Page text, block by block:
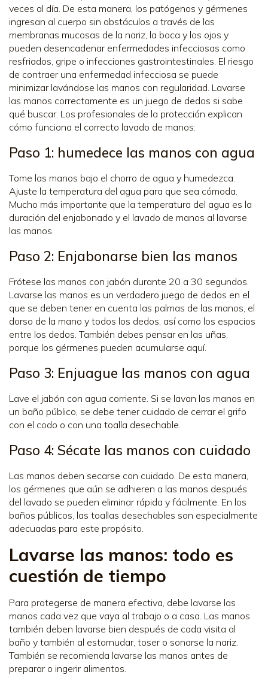
veces al día. De esta manera, los patógenos y gérmenes
ingresan al cuerpo sin obstáculos a través de las
membranas mucosas de la nariz, la boca y los ojos y
pueden desencadenar enfermedades infecciosas como
resfriados, gripe o infecciones gastrointestinales. El riesgo
de contraer una enfermedad infecciosa se puede
minimizar lavándose las manos con regularidad. Lavarse
las manos correctamente es un juego de dedos si sabe
qué buscar. Los profesionales de la protección explican
cómo funciona el correcto lavado de manos:
Paso 1: humedece las manos con agua
Tome las manos bajo el chorro de agua y humedezca.
Ajuste la temperatura del agua para que sea cómoda.
Mucho más importante que la temperatura del agua es la
duración del enjabonado y el lavado de manos al lavarse
las manos.
Paso 2: Enjabonarse bien las manos
Frótese las manos con jabón durante 20 a 30 segundos.
Lavarse las manos es un verdadero juego de dedos en el
que se deben tener en cuenta las palmas de las manos, el
dorso de la mano y todos los dedos, así como los espacios
entre los dedos. También debes pensar en las uñas,
porque los gérmenes pueden acumularse aquí.
Paso 3: Enjuague las manos con agua
Lave el jabón con agua corriente. Si se lavan las manos en
un baño público, se debe tener cuidado de cerrar el grifo
con el codo o con una toalla desechable.
Paso 4: Sécate las manos con cuidado
Las manos deben secarse con cuidado. De esta manera,
los gérmenes que aún se adhieren a las manos después
del lavado se pueden eliminar rápida y fácilmente. En los
baños públicos, las toallas desechables son especialmente
adecuadas para este propósito.
Lavarse las manos: todo es
cuestión de tiempo
Para protegerse de manera efectiva, debe lavarse las
manos cada vez que vaya al trabajo o a casa. Las manos
también deben lavarse bien después de cada visita al
baño y también al estornudar, toser o sonarse la nariz.
También se recomienda lavarse las manos antes de
preparar o ingerir alimentos.